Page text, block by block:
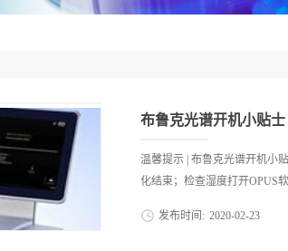
布鲁克光谱开机小贴士
温馨提示 | 布鲁克光谱开机小
化结束；检查湿度打开OPUS
发布时间: 2020-02-23